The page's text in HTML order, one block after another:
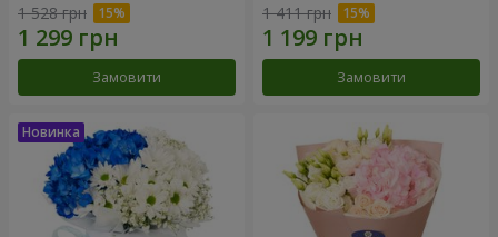
1 528 грн
Замовити
1 411 грн
Замовити